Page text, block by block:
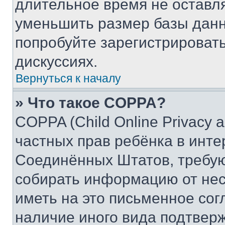
длительное время не
уменьшить размер базы
попробуйте
дискуссиях.
Вернуться к началу
» Что такое COPPA?
COPPA (Child Online Privacy
частных прав ребёнка в
Соединённых Штатов,
собирать информацию от
иметь на это письменное
наличие иного вида